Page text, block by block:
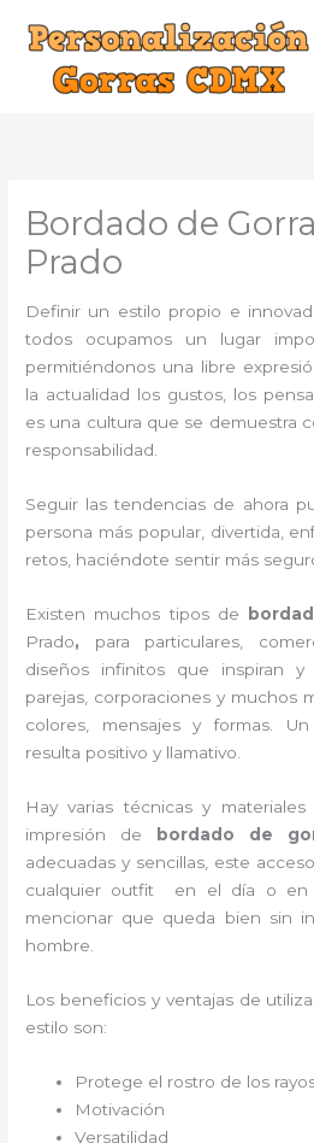
contenido
Bordado de
Prado
Definir un estilo propio e
todos ocupamos un lugar
permitiéndonos una libre
la actualidad los gustos, los
es una cultura que se demuestra
responsabilidad.
Seguir las tendencias de ahora
persona más popular, divertida,
retos, haciéndote sentir más
Existen muchos tipos de
Prado, para particulares,
diseños infinitos que inspiran y
parejas, corporaciones y muchos
colores, mensajes y formas.
resulta positivo y llamativo.
Hay varias técnicas y
impresión de
bordado de
adecuadas y sencillas, este
cualquier outfit en el día o en
mencionar que queda bien sin
hombre.
Los beneficios y ventajas de
estilo son:
Protege el rostro de los
Motivación
Versatilidad